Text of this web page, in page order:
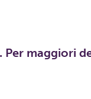
maggiori